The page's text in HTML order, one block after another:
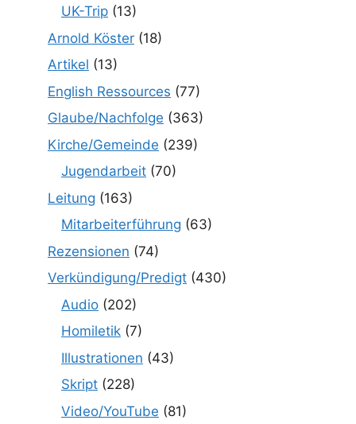
UK-Trip (13)
Arnold Köster (18)
Artikel (13)
English Ressources (77)
Glaube/Nachfolge (363)
Kirche/Gemeinde (239)
Jugendarbeit (70)
Leitung (163)
Mitarbeiterführung (63)
Rezensionen (74)
Verkündigung/Predigt (430)
Audio (202)
Homiletik (7)
Illustrationen (43)
Skript (228)
Video/YouTube (81)